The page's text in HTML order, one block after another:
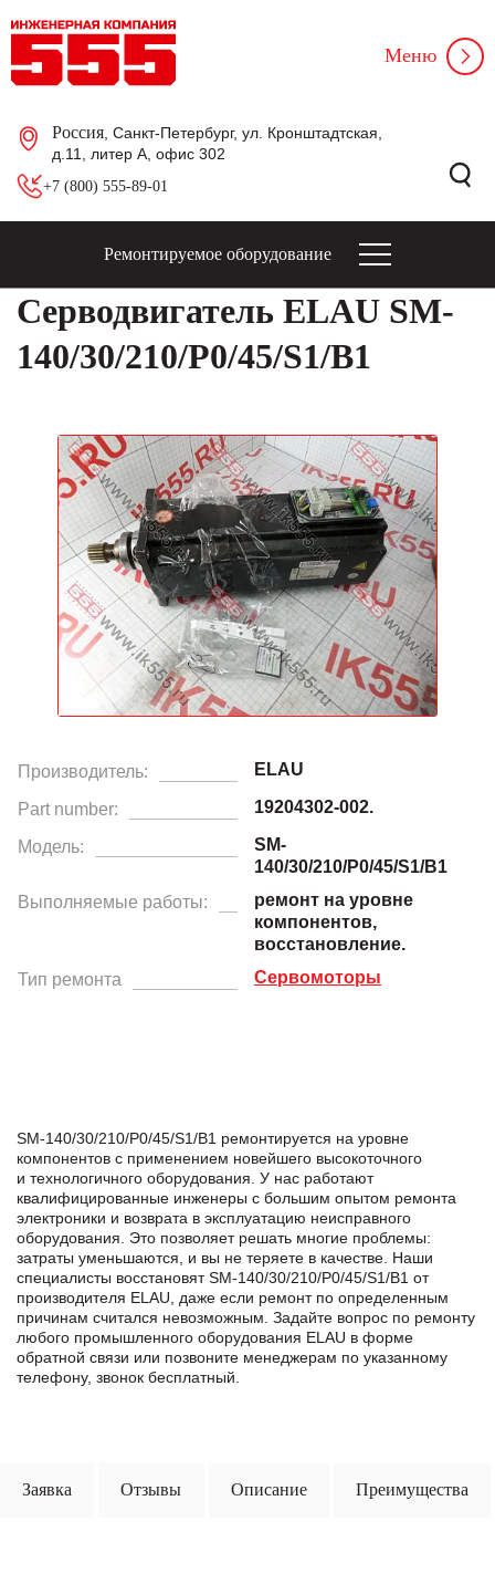
Россия , Санкт-Петербург, ул. Кронштадтская,
д.11, литер А, офис 302
+7 (800) 555-89-01
Меню
Ремонтируемое оборудование
Серводвигатель ELAU SM-
140/30/210/P0/45/S1/B1
Производитель: ELAU
Part number: 19204302-002.
Модель:
SM-
140/30/210/P0/45/S1/B1
Выполняемые работы:
ремонт на уровне
компонентов,
восстановление.
Тип ремонта
Сервомоторы
SM-140/30/210/P0/45/S1/B1 ремонтируется на уровне
компонентов с применением новейшего высокоточного
и технологичного оборудования. У нас работают
квалифицированные инженеры с большим опытом ремонта
электроники и возврата в эксплуатацию неисправного
оборудования. Это позволяет решать многие проблемы:
затраты уменьшаются, и вы не теряете в качестве. Наши
специалисты восстановят SM-140/30/210/P0/45/S1/B1 от
производителя ELAU, даже если ремонт по определенным
причинам считался невозможным. Задайте вопрос по ремонту
любого промышленного оборудования ELAU в формe
обратной связи или позвоните менеджерам по указанному
телефону, звонок бесплатный.
Заявка Отзывы Описание Преимущества